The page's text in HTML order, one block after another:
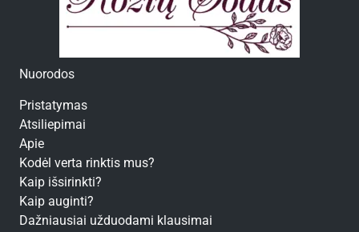
Nuorodos
Pristatymas
Atsiliepimai
Apie
Kodėl verta rinktis mus?
Kaip išsirinkti?
Kaip auginti?
Dažniausiai užduodami klausimai